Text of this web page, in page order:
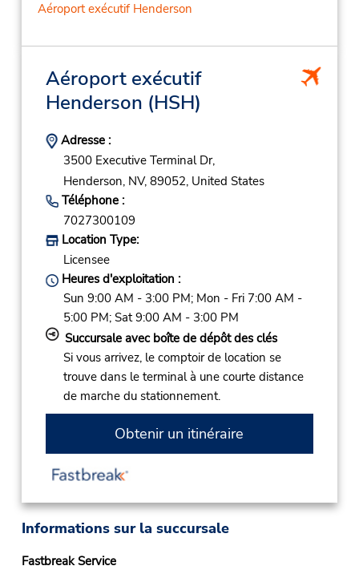
Aéroport exécutif Henderson
Aéroport exécutif
Henderson (HSH)
Adresse :
3500 Executive Terminal Dr,
Henderson, NV, 89052, United States
Téléphone :
7027300109
Location Type:
Licensee
Heures d'exploitation :
Sun 9:00 AM - 3:00 PM; Mon - Fri 7:00 AM -
5:00 PM; Sat 9:00 AM - 3:00 PM
Succursale avec boîte de dépôt des clés
Si vous arrivez, le comptoir de location se
trouve dans le terminal à une courte distance
de marche du stationnement.
Obtenir un itinéraire
Informations sur la succursale
Fastbreak Service